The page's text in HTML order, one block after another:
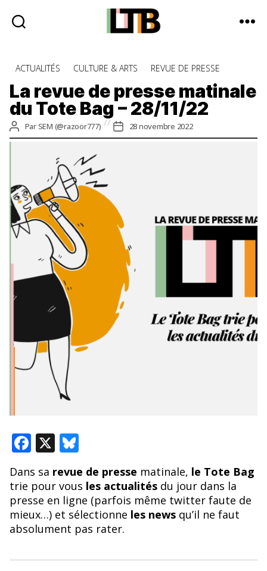
Bag
-
Média
d'information
quotidienne
Catégories
ACTUALITÉS CULTURE & ARTS REVUE DE PRESSE
La revue de presse matinale
du Tote Bag – 28/11/22
Auteur
de
ParSEM (@razoor777)
Date
de
28 novembre 2022
F
e
b
o
o
k
X Bl
u
e
sk
y
Dans sa revue de presse matinale, le Tote Bag
trie pour vous les actualitésdu jour dans la
presse en ligne (parfois même twitter faute de
mieux…) et sélectionne les newsqu’il ne faut
absolument pas rater.